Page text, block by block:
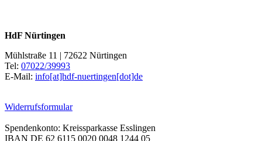
HdF Nürtingen
Mühlstraße 11 | 72622 Nürtingen
Tel: 07022/39993
E-Mail: info[at]hdf-nuertingen[dot]de
Widerrufsformular
Spendenkonto: Kreissparkasse Esslingen
IBAN DE 62 6115 0020 0048 1244 05